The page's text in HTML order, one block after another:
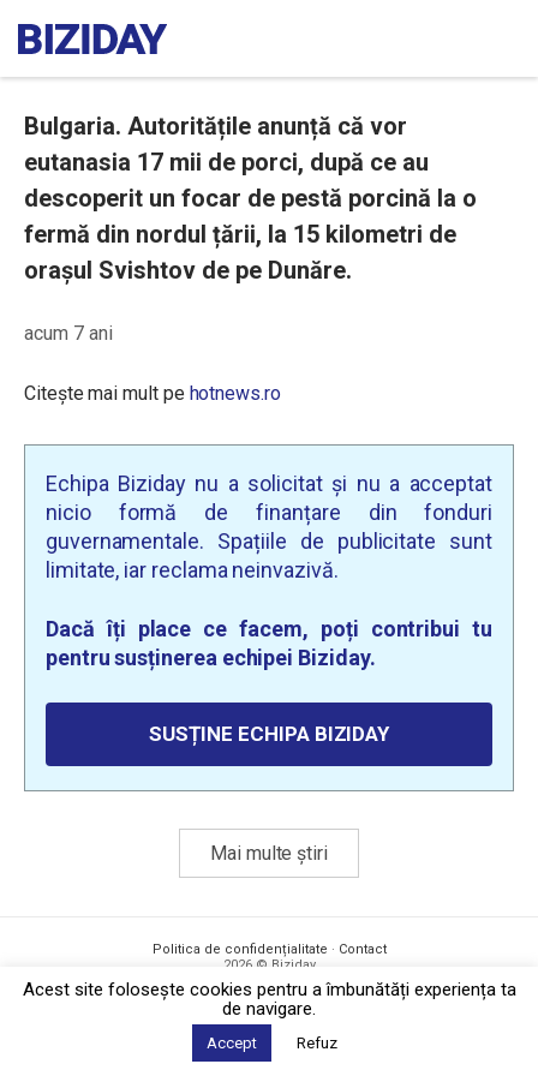
Bulgaria. Autoritățile anunță că vor
eutanasia 17 mii de porci, după ce au
descoperit un focar de pestă porcină la o
fermă din nordul țării, la 15 kilometri de
orașul Svishtov de pe Dunăre.
acum 7 ani
Citește mai mult pe hotnews.ro
Echipa Biziday nu a solicitat și nu a acceptat
nicio formă de finanțare din fonduri
guvernamentale. Spațiile de publicitate sunt
limitate, iar reclama neinvazivă.
Dacă îți place ce facem, poți contribui tu
pentru susținerea echipei Biziday.
SUSȚINE ECHIPA BIZIDAY
Mai multe știri
Politica de confidențialitate · Contact
2026 © Biziday
Acest site foloseşte cookies pentru a îmbunătăți experiența ta
de navigare.
Accept Refuz